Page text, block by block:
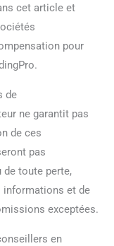
cet article et
pour
de
ne garantit pas
de ces
pas
toute perte,
informations et de
exceptées.
en